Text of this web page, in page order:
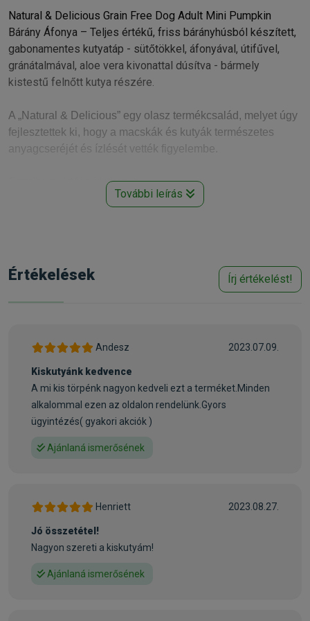
Natural & Delicious Grain Free Dog Adult Mini Pumpkin
Bárány Áfonya – Teljes értékű, friss bárányhúsból készített,
gabonamentes kutyatáp - sütőtökkel, áfonyával, útifűvel,
gránátalmával, aloe vera kivonattal dúsítva - bármely
kistestű felnőtt kutya részére.
A „Natural & Delicious” egy olasz termékcsalád, melyet úgy
fejlesztettek ki, hogy a macskák és kutyák természetes
anyagcseréjét és ízlését vették figyelembe.
Farmina gyártói nyilatkozat:
• Előfordulhat, hogy eledeleink külső megjelenése kicsit
Ugyanazon állatfajok húsának színe eltérő lehet, sötétebb
vagy világosabb, ez pedig a tápszemcsék színében is
meglátszik.
Ezért az eltérő színárnyalatok előfordulása a tápszemekben
normális, és nem befolyásolja az eledel minőségét, illetve
tápértékét.
• A táplálék megfelelő feldarabolódásának biztosítása
érdekében minden szemcsének van egy mérettartománya.
előfordulhatnak ugyanazon a zacskón belül.
Összetevők:
bárány (22%), dehidratált bárányfehérje (20%), borsó
keményítő, csirkezsír, sütőtök (5%), szárított tojás, hering,
szárított sárgarépa, lucernaliszt, inulin, frukto-
További leírás
Értékelések Írj értékelést!
Andesz 2023.07.09.
Kiskutyánk kedvence
A mi kis törpénk nagyon kedveli ezt a terméket.Minden
alkalommal ezen az oldalon rendelünk.Gyors
ügyintézés( gyakori akciók )
Ajánlaná ismerősének
Henriett 2023.08.27.
Jó összetétel!
Nagyon szereti a kiskutyám!
Ajánlaná ismerősének